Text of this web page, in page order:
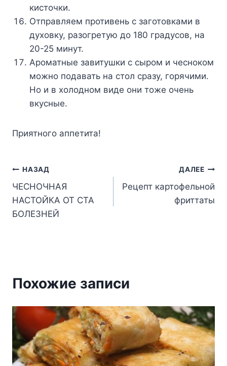
кисточки.
Отправляем противень с заготовками в
духовку, разогретую до 180 градусов, на
20-25 минут.
Ароматные завитушки с сыром и чесноком
можно подавать на стол сразу, горячими.
Но и в холодном виде они тоже очень
вкусные.
Приятного аппетита!
Навигация
по
записям
НАЗАД
ЧЕСНОЧНАЯ
НАСТОЙКА ОТ СТА
БОЛЕЗНЕЙ
ДАЛЕЕ
Рецепт картофельной
фриттаты
Похожие записи